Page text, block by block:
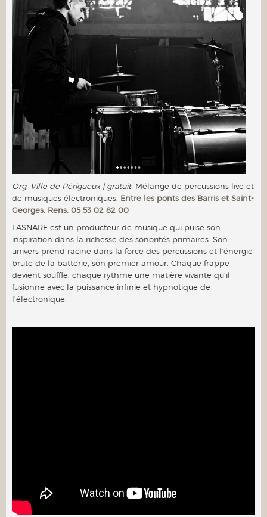
Org. Ville de Périgueux | gratuit. Mélange de percussions live et
de musiques électroniques. Entre les ponts des Barris et Saint-
Georges. Rens. 05 53 02 82 00
LASNARE est un producteur de musique qui puise son
inspiration dans la richesse des sonorités primaires. Son
univers prend racine dans la force des percussions et l’énergie
brute de la batterie, son premier amour. Chaque frappe
devient souffle, chaque rythme une matière vivante qu’il
fusionne avec la puissance infinie et hypnotique de
l’électronique.